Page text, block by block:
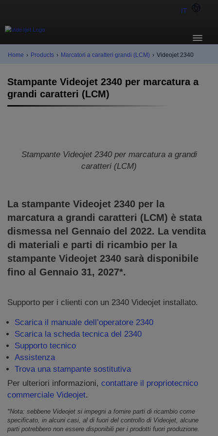
IT
Home › Products › Marcatori a caratteri grandi (LCM) › Videojet 2340
Stampante Videojet 2340 per marcatura a
grandi caratteri (LCM)
Stampante Videojet 2340 per marcatura a grandi
caratteri (LCM)
La stampante Videojet 2340 per la
marcatura a grandi caratteri (LCM) è stata
dismessa nel Gennaio del 2022. La vendita
di materiali e parti di ricambio per la
stampante Videojet 2340 sarà disponibile
fino al Gennaio 31, 2027*.
Supporto per i clienti con un 2340 Videojet installato.
Scarica il manuale dell’operatore 2340
Scarica la scheda tecnica del 2340
Supporto tecnico
Assistenza
Trova una stampante sostitutiva
Per ulteriori informazioni, contattare il propriotecnico
commerciale Videojet.
*Nota: sebbene Videojet si impegni a fornire parti di ricambio come
specificato, in alcuni casi, al di fuori del controllo di Videojet, alcune
parti potrebbero non essere disponibili per i prodotti fuori produzione.